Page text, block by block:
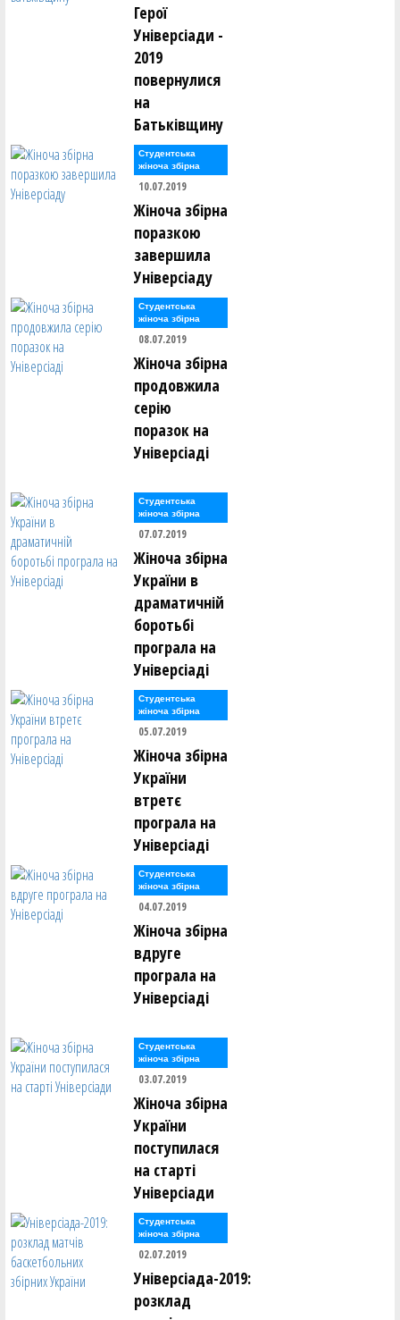
Герої
Універсіади -
2019
повернулися
на
Батьківщину
Студентська
жіноча збірна
10.07.2019
Жіноча збірна
поразкою
завершила
Універсіаду
Студентська
жіноча збірна
08.07.2019
Жіноча збірна
продовжила
серію
поразок на
Універсіаді
Студентська
жіноча збірна
07.07.2019
Жіноча збірна
України в
драматичній
боротьбі
програла на
Універсіаді
Студентська
жіноча збірна
05.07.2019
Жіноча збірна
України
втретє
програла на
Універсіаді
Студентська
жіноча збірна
04.07.2019
Жіноча збірна
вдруге
програла на
Універсіаді
Студентська
жіноча збірна
03.07.2019
Жіноча збірна
України
поступилася
на старті
Універсіади
Студентська
жіноча збірна
02.07.2019
Універсіада-2019:
розклад